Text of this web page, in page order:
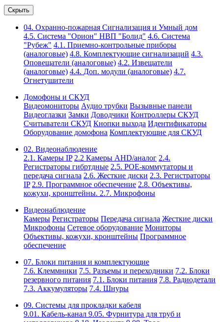
Скрыть
04. Охранно-пожарная Сигнализация и Умный дом
4.5. Система "Орион" НВП "Болид" 4.6. Система
"Рубеж" 4.1. Приемно-контрольные приборы
(аналоговые) 4.8. Комплектующие сигнализаций 4.3.
Оповещатели (аналоговые) 4.2. Извещатели
(аналоговые) 4.4. Доп. модули (аналоговые) 4.7.
Огнетушители
Домофоны и СКУД
Видеомониторы Аудио трубки Вызывные панели
Видеоглазки Замки Доводчики Контроллеры СКУД
Считыватели СКУД Кнопки выхода Идентификаторы
Оборудование домофона Комплектующие для СКУД
02. Видеонаблюдение
2.1. Камеры IP 2.2 Камеры AHD/аналог 2.4.
Регистраторы гибртдные 2.5. РОЕ-коммутаторы и
передача сигнала 2.6. Жесткие диски 2.3. Регистраторы
IP 2.9. Программное обеспечение 2.8. Объективы,
кожухи, кронштейны. 2.7. Микрофоны
Видеонаблюдение
Камеры Регистраторы Передача сигнала Жесткие диски
Микрофоны Сетевое оборудование Мониторы
Объективы, кожухи, кронштейны Программное
обеспечение
07. Блоки питания и комплектующие
7.6. Клеммники 7.5. Разъемы и переходники 7.2. Блоки
резервного питания 7.1. Блоки питания 7.8. Радиодетали
7.3. Аккумуляторы 7.4. Шнуры
09. Системы для прокладки кабеля
9.01. Кабель-канал 9.05. Фурнитура для труб и